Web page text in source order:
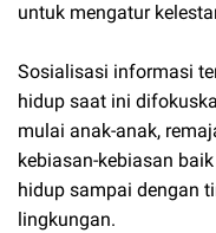
untuk mengatur
Sosialisasi informasi
hidup saat ini
mulai anak-anak,
kebiasan-kebiasan
hidup sampai dengan
lingkungan.